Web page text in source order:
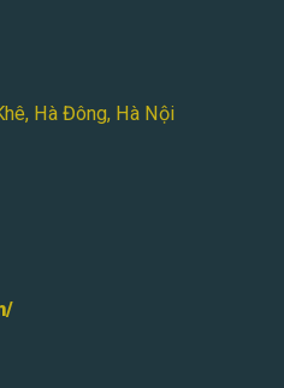
Hà Đông, Hà Nội